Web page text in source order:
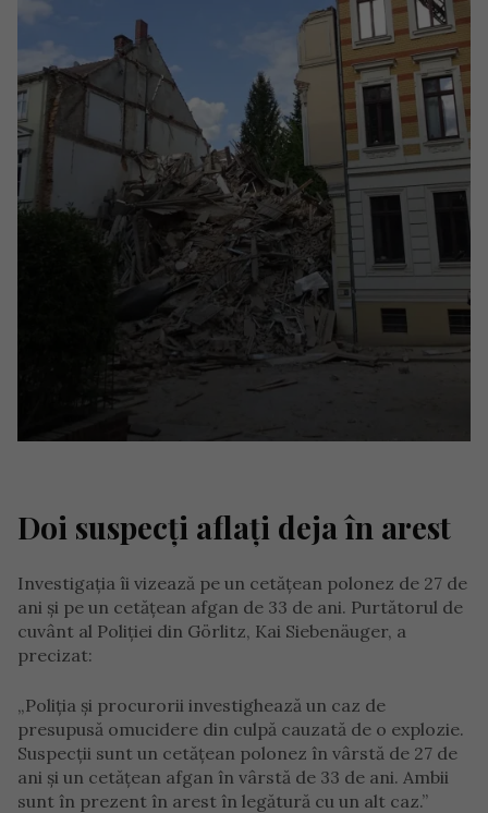
Doi suspecți aflați deja în arest
Investigația îi vizează pe un cetățean polonez de 27 de
ani și pe un cetățean afgan de 33 de ani. Purtătorul de
cuvânt al Poliției din Görlitz, Kai Siebenäuger, a
precizat:
„Poliția și procurorii investighează un caz de
presupusă omucidere din culpă cauzată de o explozie.
Suspecții sunt un cetățean polonez în vârstă de 27 de
ani și un cetățean afgan în vârstă de 33 de ani. Ambii
sunt în prezent în arest în legătură cu un alt caz.”